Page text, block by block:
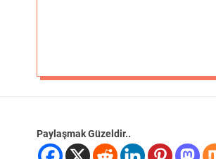
Paylaşmak Güzeldir..